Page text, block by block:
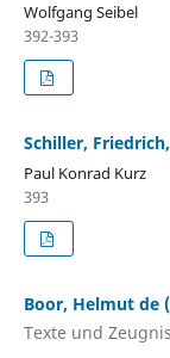
Wolfgang Seibel
392-393
Schiller,
Paul Konrad Kurz
393
Boor, Helmut de
Texte und